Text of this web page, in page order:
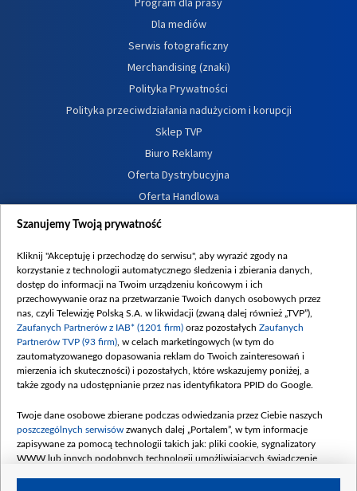
Dla mediów
Serwis fotograficzny
Merchandising (znaki)
Polityka Prywatności
Polityka przeciwdziałania nadużyciom i korupcji
Sklep TVP
Biuro Reklamy
Oferta Dystrybucyjna
Oferta Handlowa
Dostępność
Procedura zgłoszeń wewnętrznych
Szanujemy Twoją prywatność
Kliknij "Akceptuję i przechodzę do serwisu", aby wyrazić zgody na
korzystanie z technologii automatycznego śledzenia i zbierania danych,
dostęp do informacji na Twoim urządzeniu końcowym i ich
przechowywanie oraz na przetwarzanie Twoich danych osobowych przez
nas, czyli Telewizję Polską S.A. w likwidacji (zwaną dalej również „TVP”),
Zaufanych Partnerów z IAB* (1201 firm) oraz pozostałych Zaufanych
Partnerów TVP (93 firm) , w celach marketingowych (w tym do
zautomatyzowanego dopasowania reklam do Twoich zainteresowań i
mierzenia ich skuteczności) i pozostałych, które wskazujemy poniżej, a
także zgody na udostępnianie przez nas identyfikatora PPID do Google.
Twoje dane osobowe zbierane podczas odwiedzania przez Ciebie naszych
poszczególnych serwisów zwanych dalej „Portalem”, w tym informacje
zapisywane za pomocą technologii takich jak: pliki cookie, sygnalizatory
WWW lub innych podobnych technologii umożliwiających świadczenie